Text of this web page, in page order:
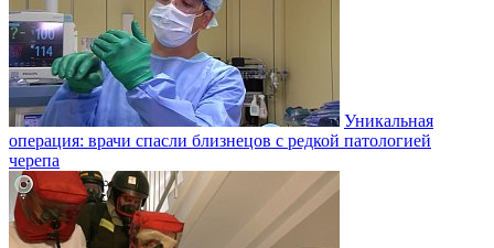
Уникальная
операция: врачи спасли близнецов с редкой патологией
черепа